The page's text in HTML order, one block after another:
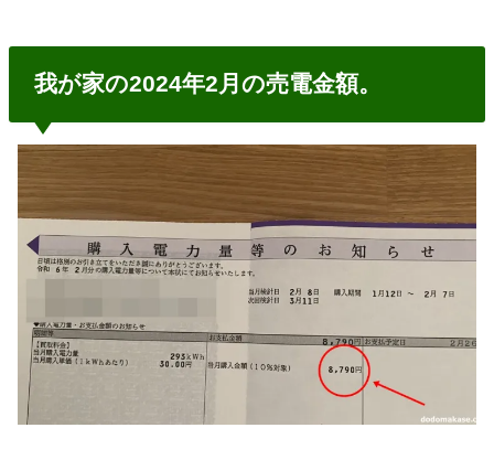
我が家の2024年2月の売電金額。